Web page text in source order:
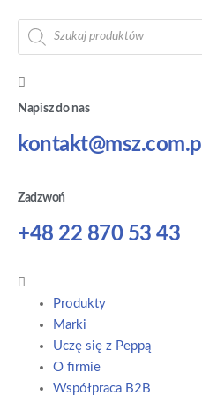
Napisz do nas
kontakt@msz.com.pl
Zadzwoń
+48 22 870 53 43
Produkty
Marki
Uczę się z Peppą
O firmie
Współpraca B2B